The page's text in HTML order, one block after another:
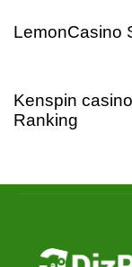
LemonCasino
Kenspin
Ranking